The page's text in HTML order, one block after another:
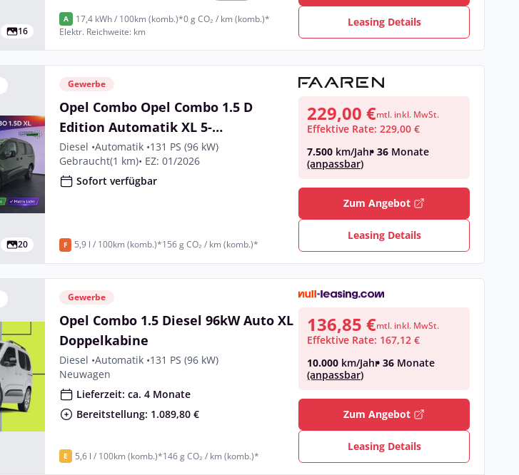
16
A 17,4 kWh / 100km (komb.)*0 g CO₂ / km (komb.)*
Elektr. Reichweite: km
Leasing Details
20
Gewerbe
Opel Combo Opel Combo 1.5 D
Edition Automatik XL 5-
Sitze|Navi|Kamera|Matrix
Diesel •Automatik •131 PS (96 kW)
Gebraucht(1 km)• EZ: 01/2026
Sofort verfügbar
F 5,9 l / 100km (komb.)*156 g CO₂ / km (komb.)*
229,00 €mtl. inkl. MwSt.
Effektive Rate: 229,00 €
7.500 km/Jahr• 36 Monate
(anpassbar)
Zum Angebot
Leasing Details
Gewerbe
Opel Combo 1.5 Diesel 96kW Auto XL
Doppelkabine
Diesel •Automatik •131 PS (96 kW)
Neuwagen
Lieferzeit: ca. 4 Monate
Bereitstellung: 1.089,80 €
E 5,6 l / 100km (komb.)*146 g CO₂ / km (komb.)*
136,85 €mtl. inkl. MwSt.
Effektive Rate: 167,12 €
10.000 km/Jahr• 36 Monate
(anpassbar)
Zum Angebot
Leasing Details